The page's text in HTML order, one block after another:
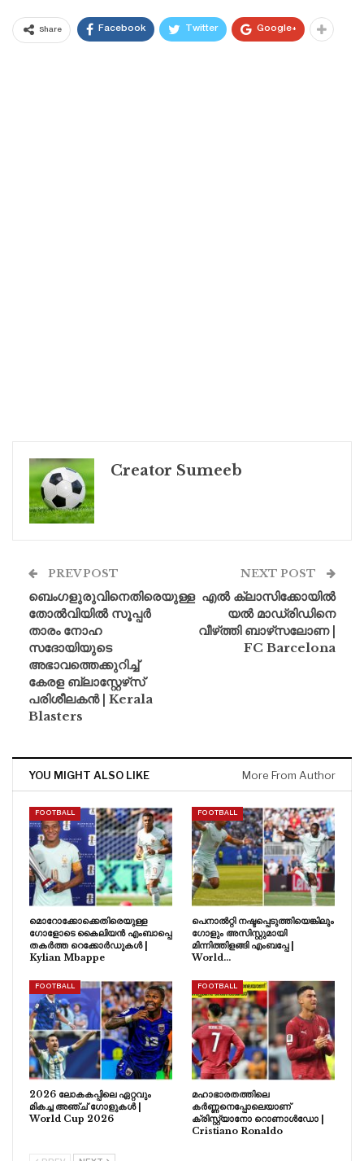
Share Facebook Twitter Google+
Creator Sumeeb
PREV POST
ബെംഗളുരുവിനെതിരെയുള്ള
തോൽ‌വിയിൽ സൂപ്പർ
താരം നോഹ
സദോയിയുടെ
അഭാവത്തെക്കുറിച്ച്
കേരള ബ്ലാസ്റ്റേഴ്‌സ്
പരിശീലകൻ | Kerala
Blasters
NEXT POST
എല്‍ ക്ലാസിക്കോയില്‍
യല്‍ മാഡ്രിഡിനെ
വീഴ്‌ത്തി ബാഴ്‌സലോണ |
FC Barcelona
YOU MIGHT ALSO LIKE More From Author
FOOTBALL
മൊറോക്കോക്കെതിരെയുള്ള
ഗോളോടെ കൈലിയൻ എംബാപ്പെ
തകർത്ത റെക്കോർഡുകൾ |
Kylian Mbappe
FOOTBALL
പെനാൽറ്റി നഷ്ടപ്പെടുത്തിയെങ്കിലും
ഗോളും അസിസ്റ്റുമായി
മിന്നിത്തിളങ്ങി എംബപ്പേ |
World…
FOOTBALL
2026 ലോകകപ്പിലെ ഏറ്റവും
മികച്ച അഞ്ച് ഗോളുകൾ |
World Cup 2026
FOOTBALL
മഹാഭാരതത്തിലെ
കർണ്ണനെപ്പോലെയാണ്
ക്രിസ്റ്റ്യാനോ റൊണാൾഡോ |
Cristiano Ronaldo